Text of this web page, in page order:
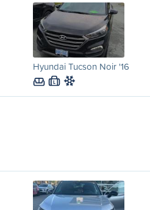
Hyundai Tucson Noir '16
L